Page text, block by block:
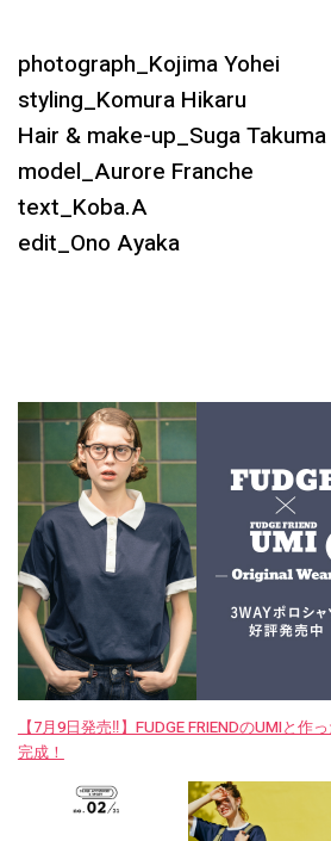
photograph_Kojima Yohei
styling_Komura Hikaru
Hair & make-up_Suga Takuma
model_Aurore Franche
text_Koba.A
edit_Ono Ayaka
【7月9日発売‼︎】FUDGE FRIENDのUMIと作
完成！